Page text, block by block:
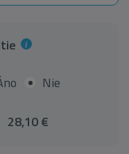
Nie
28,10 €